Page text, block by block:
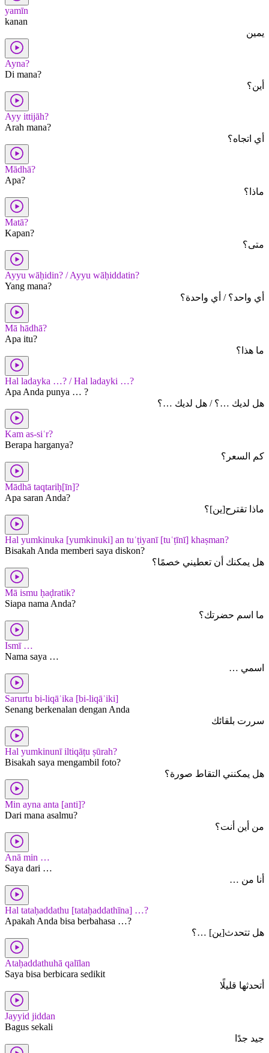
yamīn
kanan
يمين
Ayna?
Di mana?
أين؟
Ayy ittijāh?
Arah mana?
أي اتجاه؟
Mādhā?
Apa?
ماذا؟
Matā?
Kapan?
متى؟
Ayyu wāḥidin? / Ayyu wāḥiddatin?
Yang mana?
أي واحد؟ / أي واحدة؟
Mā hādhā?
Apa itu?
ما هذا؟
Hal ladayka …? / Hal ladayki …?
Apa Anda punya … ?
هل لديك …؟ / هل لديك …؟
Kam as-siʿr?
Berapa harganya?
كم السعر؟
Mādhā taqtariḥ[īn]?
Apa saran Anda?
ماذا تقترح[ين]؟
Hal yumkinuka [yumkinuki] an tuʿṭiyanī [tuʿṭīnī] khaṣman?
Bisakah Anda memberi saya diskon?
هل يمكنك أن تعطيني خصمًا؟
Mā ismu ḥaḍratik?
Siapa nama Anda?
ما اسم حضرتك؟
Ismī …
Nama saya …
اسمي …
Sarurtu bi-liqāʾika [bi-liqāʾiki]
Senang berkenalan dengan Anda
سررت بلقائك
Hal yumkinunī iltiqāṭu ṣūrah?
Bisakah saya mengambil foto?
هل يمكنني التقاط صورة؟
Min ayna anta [anti]?
Dari mana asalmu?
من أين أنت؟
Anā min …
Saya dari …
أنا من …
Hal tataḥaddathu [tataḥaddathīna] …?
Apakah Anda bisa berbahasa …?
هل تتحدث[ين] …؟
Ataḥaddathuhā qalīlan
Saya bisa berbicara sedikit
أتحدثها قليلًا
Jayyid jiddan
Bagus sekali
جيد جدًا